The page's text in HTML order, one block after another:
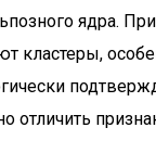
ядра.
кластеры,
отличить